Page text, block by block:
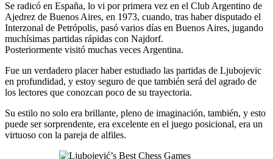
Se radicó en España, lo vi por primera vez en el Club Argentino de
Ajedrez de Buenos Aires, en 1973, cuando, tras haber disputado el
Interzonal de Petrópolis, pasó varios días en Buenos Aires, jugando
muchísimas partidas rápidas con Najdorf.
Posteriormente visitó muchas veces Argentina.
Fue un verdadero placer haber estudiado las partidas de Ljubojevic
en profundidad, y estoy seguro de que también será del agrado de
los lectores que conozcan poco de su trayectoria.
Su estilo no solo era brillante, pleno de imaginación, también, y esto
puede ser sorprendente, era excelente en el juego posicional, era un
virtuoso con la pareja de alfiles.